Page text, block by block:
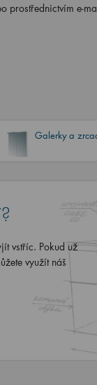
prostřednictvím e-
Galerky a
vstříc. Pokud už
využít náš